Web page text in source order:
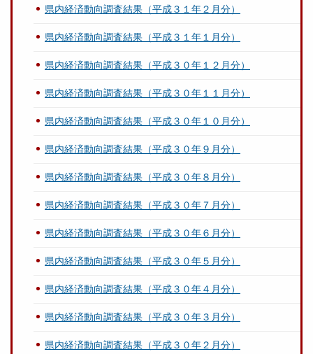
県内経済動向調査結果（平成３１年２月分）
県内経済動向調査結果（平成３１年１月分）
県内経済動向調査結果（平成３０年１２月分）
県内経済動向調査結果（平成３０年１１月分）
県内経済動向調査結果（平成３０年１０月分）
県内経済動向調査結果（平成３０年９月分）
県内経済動向調査結果（平成３０年８月分）
県内経済動向調査結果（平成３０年７月分）
県内経済動向調査結果（平成３０年６月分）
県内経済動向調査結果（平成３０年５月分）
県内経済動向調査結果（平成３０年４月分）
県内経済動向調査結果（平成３０年３月分）
県内経済動向調査結果（平成３０年２月分）